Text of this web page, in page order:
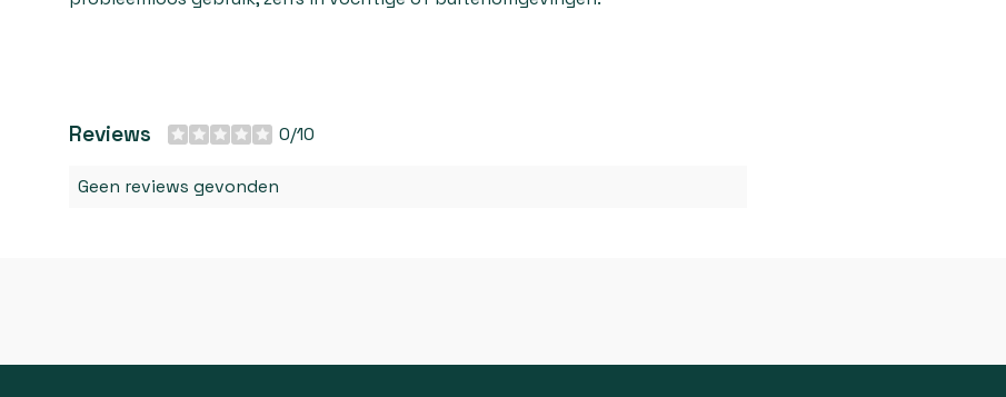
Reviews 0/10
Geen reviews gevonden